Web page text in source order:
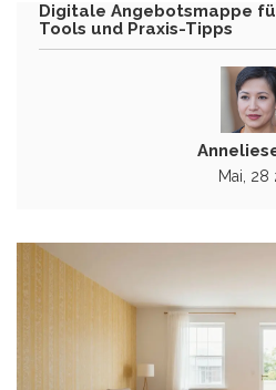
Digitale Angebotsmappe
Tools und Praxis-Tipps
Mai, 28